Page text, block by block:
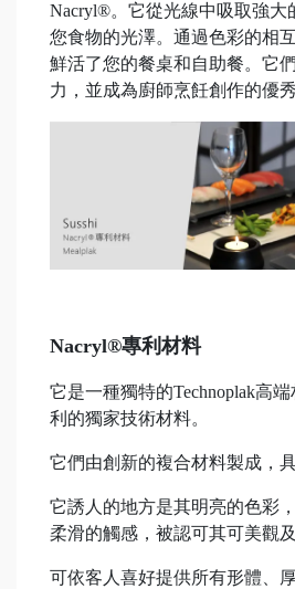
Nacryl®。它從光線中吸取強大
您食物的光澤。通過色彩的相
鮮活了您的餐桌和自助餐。它
力，並成為廚師烹飪創作的優秀
Nacryl®專利材料
它是一種獨特的Technoplak高
利的獨家技術材料。
它們由創新的複合材料製成，
它誘人的地方是其明亮的色彩
柔滑的觸感，被認可其可美觀及
可依客人喜好提供所有形體、